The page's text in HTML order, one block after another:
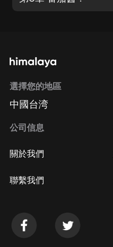
選擇您的地區
中國台湾
公司信息
關於我們
聯繫我們